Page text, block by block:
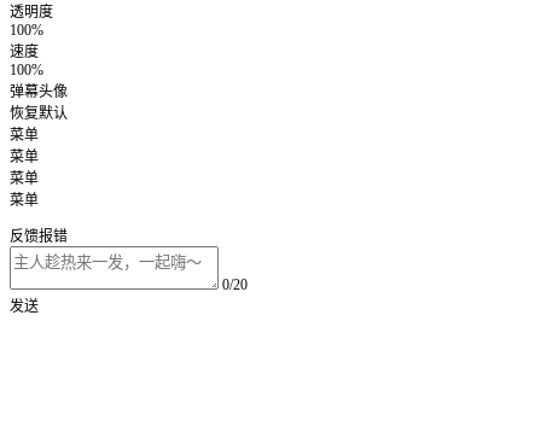
透明度
100%
速度
100%
弹幕头像
恢复默认
菜单
菜单
菜单
菜单
反馈报错
0/20
发送